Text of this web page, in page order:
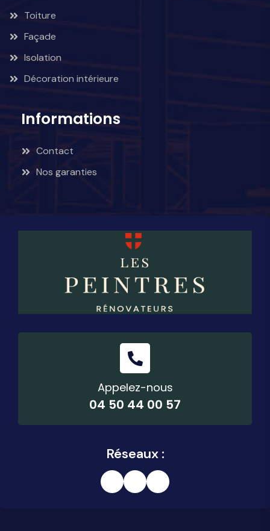
Toiture
Façade
Isolation
Décoration intérieure
Informations
Contact
Nos garanties
Appelez-nous
04 50 44 00 57
Réseaux :